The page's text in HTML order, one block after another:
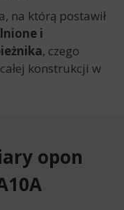
na którą postawił
i
, czego
konstrukcji w
opon